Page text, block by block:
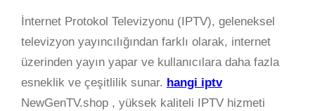
İnternet Protokol Televizyonu (IPTV), geleneksel
televizyon yayıncılığından farklı olarak, internet
üzerinden yayın yapar ve kullanıcılara daha fazla
esneklik ve çeşitlilik sunar. hangi iptv
NewGenTV.shop , yüksek kaliteli IPTV hizmeti